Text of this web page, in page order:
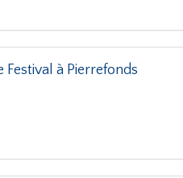
Festival à Pierrefonds